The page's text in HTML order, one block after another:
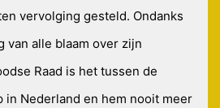
vervolging gesteld. Ondanks
alle blaam over zijn
Raad is het tussen de
in Nederland en hem nooit meer